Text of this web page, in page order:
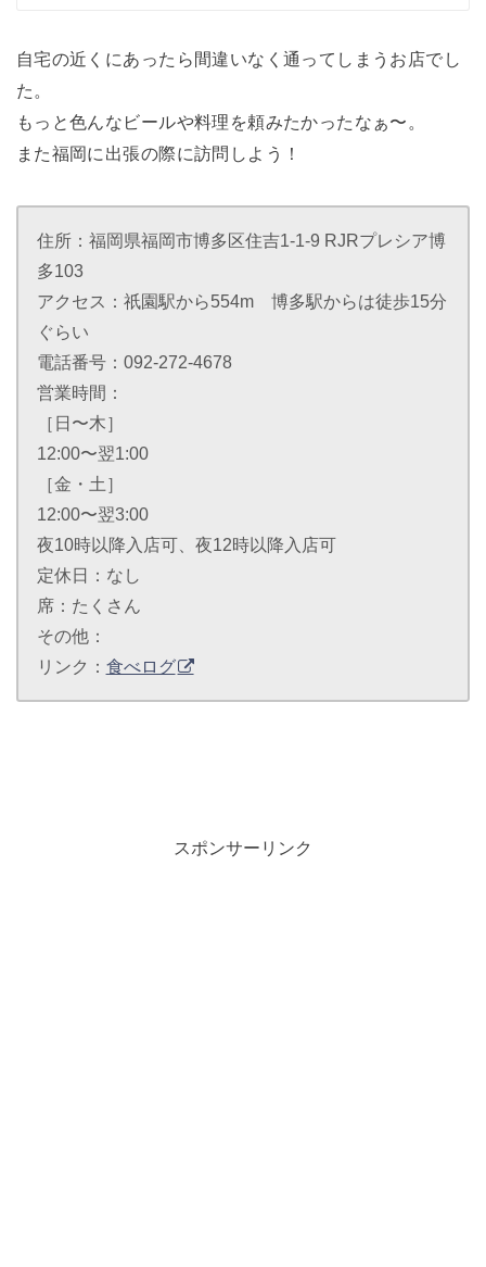
自宅の近くにあったら間違いなく通ってしまうお店でし
た。
もっと色んなビールや料理を頼みたかったなぁ〜。
また福岡に出張の際に訪問しよう！
住所：福岡県福岡市博多区住吉1-1-9 RJRプレシア博
多103
アクセス：祇園駅から554m 博多駅からは徒歩15分
ぐらい
電話番号：092-272-4678
営業時間：
［日〜木］
12:00〜翌1:00
［金・土］
12:00〜翌3:00
夜10時以降入店可、夜12時以降入店可
定休日：なし
席：たくさん
その他：
リンク： 食べログ
スポンサーリンク